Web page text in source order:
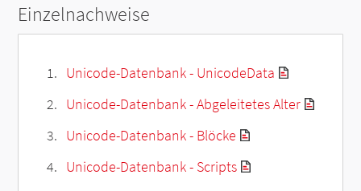
Einzelnachweise
Unicode-Datenbank - UnicodeData
Unicode-Datenbank - Abgeleitetes Alter
Unicode-Datenbank - Blöcke
Unicode-Datenbank - Scripts